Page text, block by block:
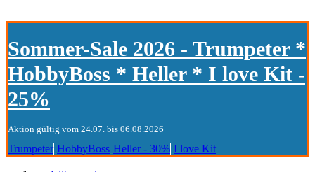
Sommer-Sale 2026 - Trumpeter *
HobbyBoss * Heller * I love Kit -
25%
Aktion gültig vom 24.07. bis 06.08.2026
Trumpeter HobbyBoss Heller - 30% I love Kit